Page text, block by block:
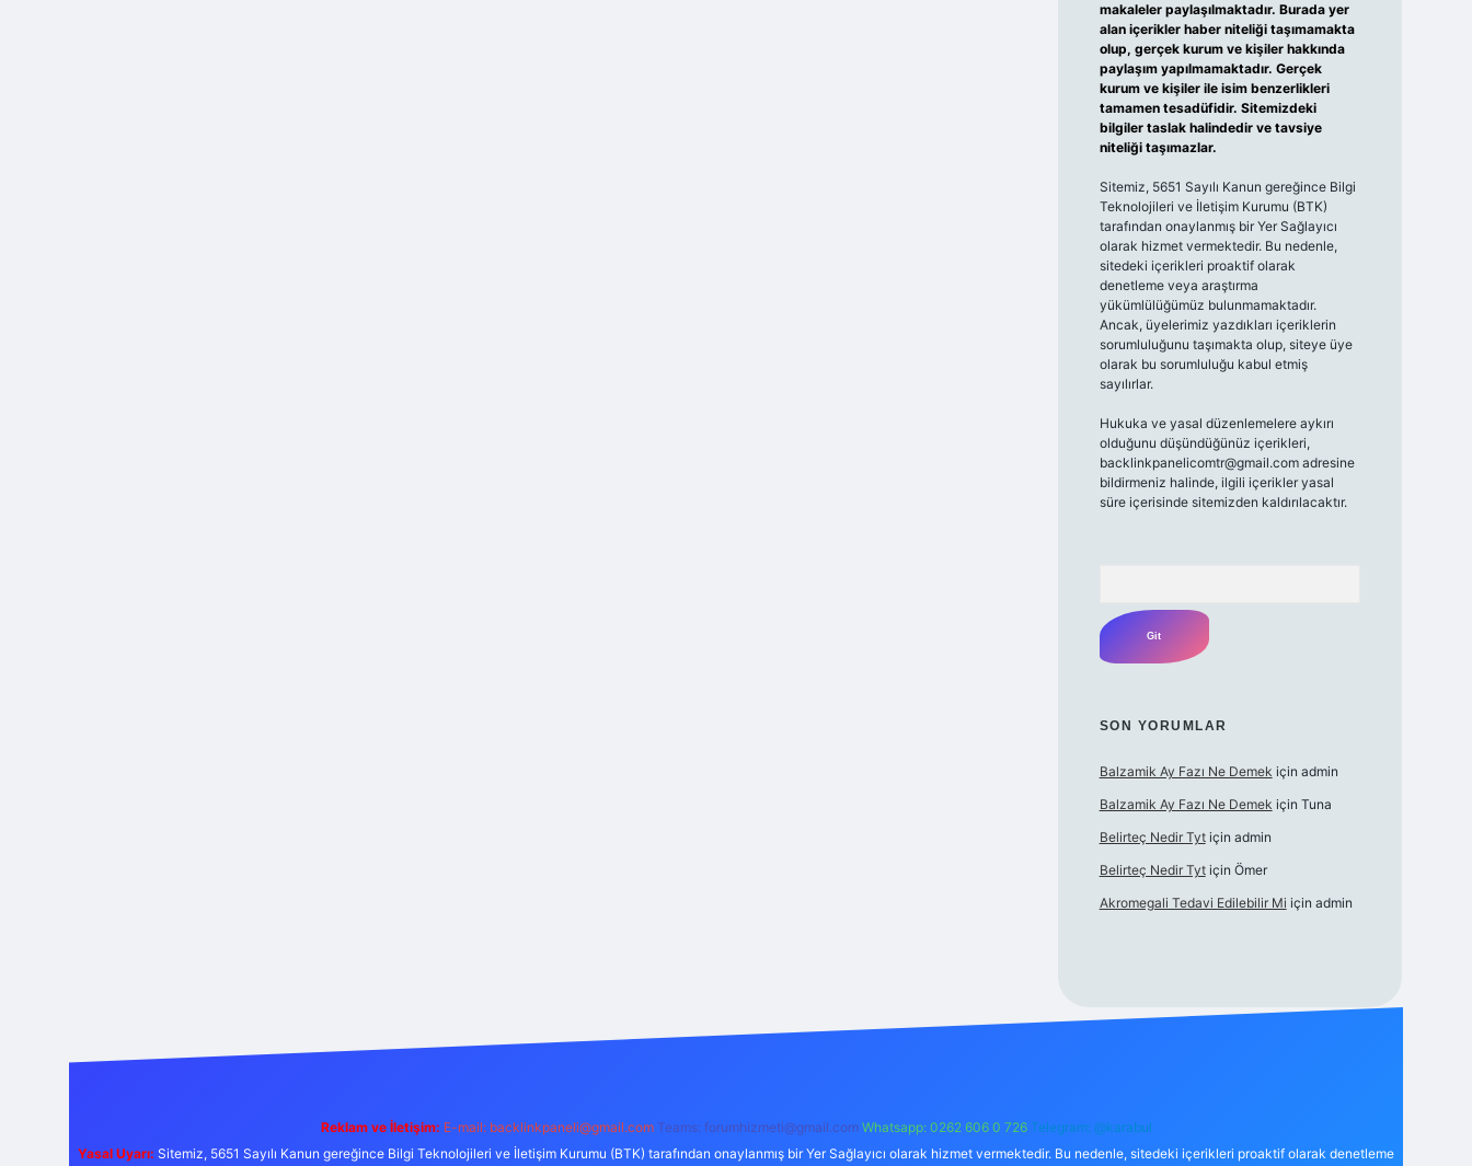
makaleler paylaşılmaktadır. Burada yer
alan içerikler haber niteliği taşımamakta
olup, gerçek kurum ve kişiler hakkında
paylaşım yapılmamaktadır. Gerçek
kurum ve kişiler ile isim benzerlikleri
tamamen tesadüfidir. Sitemizdeki
bilgiler taslak halindedir ve tavsiye
niteliği taşımazlar.
Sitemiz, 5651 Sayılı Kanun gereğince Bilgi
Teknolojileri ve İletişim Kurumu (BTK)
tarafından onaylanmış bir Yer Sağlayıcı
olarak hizmet vermektedir. Bu nedenle,
sitedeki içerikleri proaktif olarak
denetleme veya araştırma
yükümlülüğümüz bulunmamaktadır.
Ancak, üyelerimiz yazdıkları içeriklerin
sorumluluğunu taşımakta olup, siteye üye
olarak bu sorumluluğu kabul etmiş
sayılırlar.
Hukuka ve yasal düzenlemelere aykırı
olduğunu düşündüğünüz içerikleri,
backlinkpanelicomtr@gmail.comadresine
bildirmeniz halinde, ilgili içerikler yasal
süre içerisinde sitemizden kaldırılacaktır.
SON YORUMLAR
Balzamik Ay Fazı Ne Demek için admin
Balzamik Ay Fazı Ne Demek için Tuna
Belirteç Nedir Tytiçin admin
Belirteç Nedir Tytiçin Ömer
Akromegali Tedavi Edilebilir Mi için admin
Reklam ve İletişim: E-mail: backlinkpaneli@gmail.com Teams: forumhizmeti@gmail.com Whatsapp: 0262 606 0 726 Telegram: @karabul
Yasal Uyarı: Sitemiz, 5651 Sayılı Kanun gereğince Bilgi Teknolojileri ve İletişim Kurumu (BTK) tarafından onaylanmış bir Yer Sağlayıcı olarak hizmet vermektedir. Bu nedenle, sitedeki içerikleri proaktif olarak denetleme